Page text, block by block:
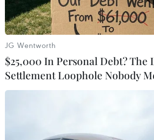
#Máy ảnh #Thủ tướng Nguyễn Xuân Phúc
JG Wentworth
$25,000 In Personal Debt? The
Settlement Loophole Nobody